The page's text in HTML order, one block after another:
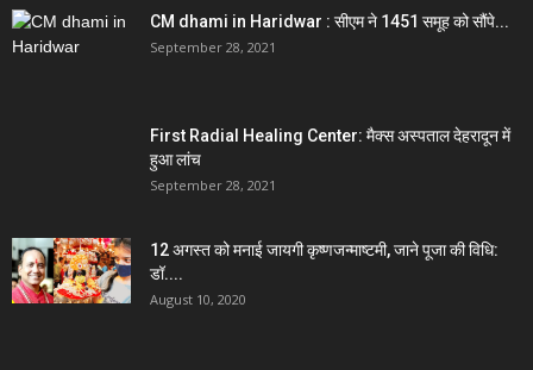
CM dhami in Haridwar : सीएम ने 1451 समूह को सौंपे...
September 28, 2021
First Radial Healing Center: मैक्स अस्पताल देहरादून में
हुआ लांच
September 28, 2021
12 अगस्त को मनाई जायगी कृष्णजन्माष्टमी, जाने पूजा की विधि:
डॉ....
August 10, 2020